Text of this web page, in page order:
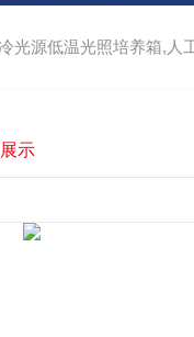
光源低温光照培养箱,人
示